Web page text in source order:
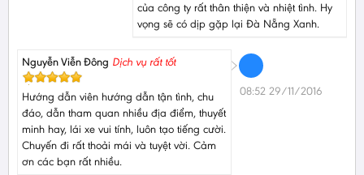
của công ty rất thân thiện và nhiệt tình. Hy
vọng sẽ có dịp gặp lại Đà Nẵng Xanh.
Nguyễn Viễn Đông Dịch vụ rất tốt
Hướng dẫn viên hướng dẫn tận tình, chu
đáo, dẫn tham quan nhiều địa điểm, thuyết
minh hay, lái xe vui tính, luôn tạo tiếng cười.
Chuyến đi rất thoải mái và tuyệt vời. Cảm
ơn các bạn rất nhiều.
08:52 29/11/2016